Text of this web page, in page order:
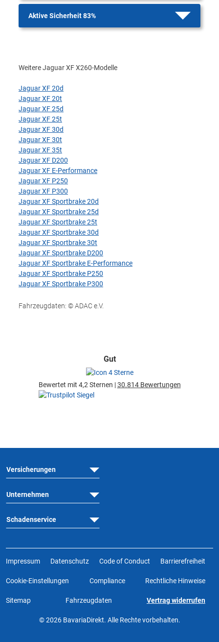
Aktive Sicherheit 83%
Weitere Jaguar XF X260-Modelle
Jaguar XF 20d
Jaguar XF 20t
Jaguar XF 25d
Jaguar XF 25t
Jaguar XF 30d
Jaguar XF 30t
Jaguar XF 35t
Jaguar XF D200
Jaguar XF E-Performance
Jaguar XF P250
Jaguar XF P300
Jaguar XF Sportbrake 20d
Jaguar XF Sportbrake 25d
Jaguar XF Sportbrake 25t
Jaguar XF Sportbrake 30d
Jaguar XF Sportbrake 30t
Jaguar XF Sportbrake D200
Jaguar XF Sportbrake E-Performance
Jaguar XF Sportbrake P250
Jaguar XF Sportbrake P300
Fahrzeugdaten: © ADAC e.V.
Gut
Bewertet mit 4,2 Sternen |30.814 Bewertungen
Versicherungen
Unternehmen
Schadenservice
Impressum Datenschutz Code of Conduct Barrierefreiheit
Cookie-Einstellungen Compliance Rechtliche Hinweise
Sitemap Fahrzeugdaten Vertrag widerrufen
© 2026 BavariaDirekt. Alle Rechte vorbehalten.